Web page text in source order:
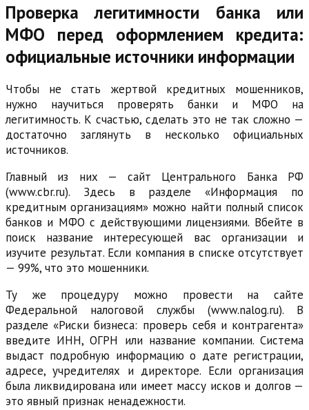
Проверка легитимности банка или
МФО перед оформлением кредита:
официальные источники информации
Чтобы не стать жертвой кредитных мошенников,
нужно научиться проверять банки и МФО на
легитимность. К счастью, сделать это не так сложно —
достаточно заглянуть в несколько официальных
источников.
Главный из них — сайт Центрального Банка РФ
(www.cbr.ru). Здесь в разделе «Информация по
кредитным организациям» можно найти полный список
банков и МФО с действующими лицензиями. Вбейте в
поиск название интересующей вас организации и
изучите результат. Если компания в списке отсутствует
— 99%, что это мошенники.
Ту же процедуру можно провести на сайте
Федеральной налоговой службы (www.nalog.ru). В
разделе «Риски бизнеса: проверь себя и контрагента»
введите ИНН, ОГРН или название компании. Система
выдаст подробную информацию о дате регистрации,
адресе, учредителях и директоре. Если организация
была ликвидирована или имеет массу исков и долгов —
это явный признак ненадежности.